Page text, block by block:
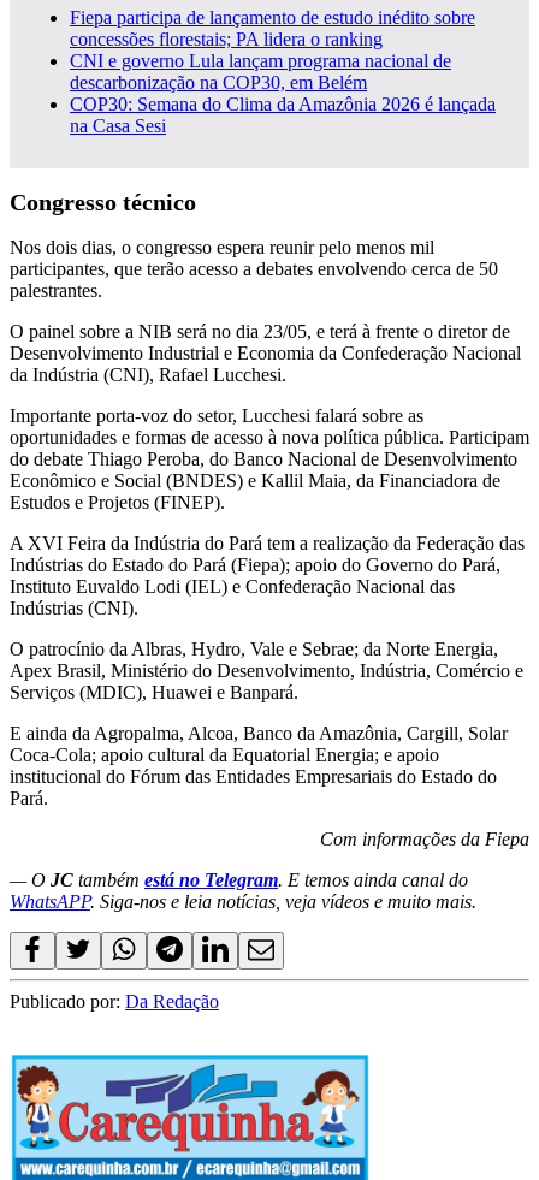
Fiepa participa de lançamento de estudo inédito sobre
concessões florestais; PA lidera o ranking
CNI e governo Lula lançam programa nacional de
descarbonização na COP30, em Belém
COP30: Semana do Clima da Amazônia 2026 é lançada
na Casa Sesi
Congresso técnico
Nos dois dias, o congresso espera reunir pelo menos mil
participantes, que terão acesso a debates envolvendo cerca de 50
palestrantes.
O painel sobre a NIB será no dia 23/05, e terá à frente o diretor de
Desenvolvimento Industrial e Economia da Confederação Nacional
da Indústria (CNI), Rafael Lucchesi.
Importante porta-voz do setor, Lucchesi falará sobre as
oportunidades e formas de acesso à nova política pública. Participam
do debate Thiago Peroba, do Banco Nacional de Desenvolvimento
Econômico e Social (BNDES) e Kallil Maia, da Financiadora de
Estudos e Projetos (FINEP).
A XVI Feira da Indústria do Pará tem a realização da Federação das
Indústrias do Estado do Pará (Fiepa); apoio do Governo do Pará,
Instituto Euvaldo Lodi (IEL) e Confederação Nacional das
Indústrias (CNI).
O patrocínio da Albras, Hydro, Vale e Sebrae; da Norte Energia,
Apex Brasil, Ministério do Desenvolvimento, Indústria, Comércio e
Serviços (MDIC), Huawei e Banpará.
E ainda da Agropalma, Alcoa, Banco da Amazônia, Cargill, Solar
Coca-Cola; apoio cultural da Equatorial Energia; e apoio
institucional do Fórum das Entidades Empresariais do Estado do
Pará.
Com informações da Fiepa
— O JC também está no Telegram. E temos ainda canal do
WhatsAPP. Siga-nos e leia notícias, veja vídeos e muito mais.
Publicado por: Da Redação